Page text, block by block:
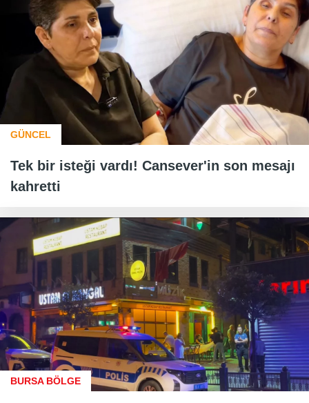
GÜNCEL
Tek bir isteği vardı! Cansever'in son mesajı
kahretti
BURSA BÖLGE